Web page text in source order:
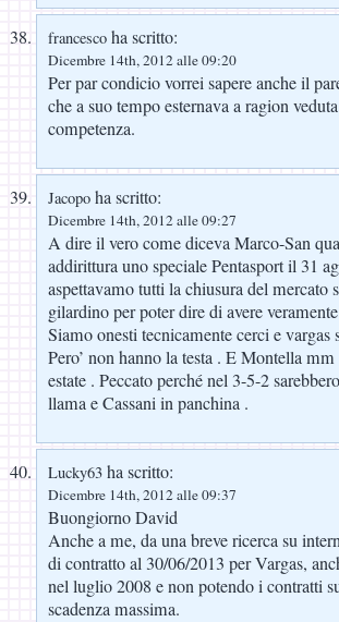
francesco ha scritto:
Dicembre 14th, 2012 alle 09:20
Per par condicio vorrei sapere anche il
che a suo tempo esternava a ragion
competenza.
Jacopo ha scritto:
Dicembre 14th, 2012 alle 09:27
A dire il vero come diceva Marco-San
addirittura uno speciale Pentasport il 31
aspettavamo tutti la chiusura del mercato
gilardino per poter dire di avere
Siamo onesti tecnicamente cerci e
Pero’ non hanno la testa . E Montella
estate . Peccato perché nel 3-5-2
llama e Cassani in panchina .
Lucky63 ha scritto:
Dicembre 14th, 2012 alle 09:37
Buongiorno David
Anche a me, da una breve ricerca su
di contratto al 30/06/2013 per Vargas,
nel luglio 2008 e non potendo i contratti
scadenza massima.